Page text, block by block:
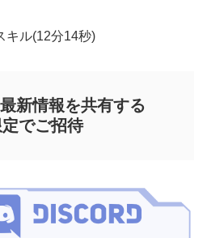
キル(12分14秒)
新情報を共有する
でご招待